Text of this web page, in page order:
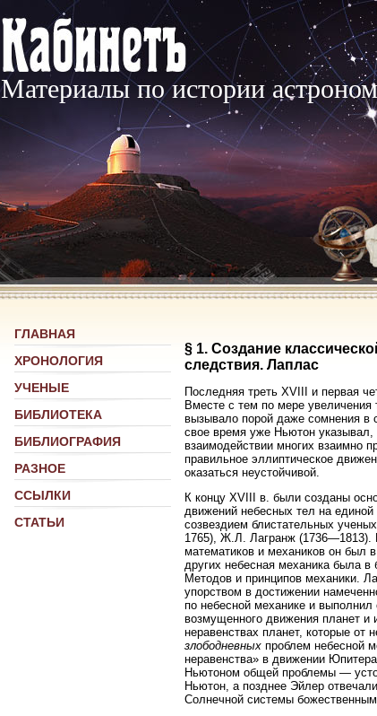
Материалы по истории
ГЛАВНАЯ
ХРОНОЛОГИЯ
УЧЕНЫЕ
БИБЛИОТЕКА
БИБЛИОГРАФИЯ
РАЗНОЕ
ССЫЛКИ
СТАТЬИ
§ 1. Создание
следствия. Лаплас
Последняя треть XVIII и первая
Вместе с тем по мере увеличения
вызывало порой даже сомнения в
свое время уже Ньютон указывал,
взаимодействии многих взаимно
правильное эллиптическое
оказаться неустойчивой.
К концу XVIII в. были созданы
движений небесных тел на единой
созвездием блистательных
1765), Ж.Л. Лагранж (1736—1813).
математиков и механиков он был
других небесная механика была
Методов и принципов механики.
упорством в достижении
по небесной механике и
возмущенного движения планет и
неравенствах планет, которые от
злободневных проблем небесной
неравенства» в движении
Ньютоном общей проблемы —
Ньютон, а позднее Эйлер
Солнечной системы